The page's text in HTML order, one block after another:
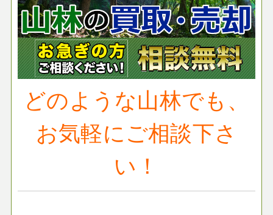
どのような山林でも、
お気軽にご相談下さ
い！